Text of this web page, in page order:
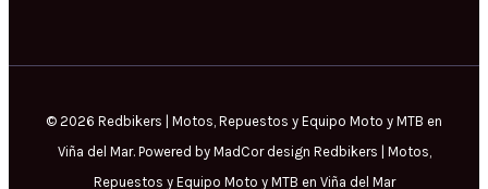
© 2026 Redbikers | Motos, Repuestos y Equipo Moto y MTB en
Viña del Mar. Powered by MadCor design Redbikers | Motos,
Repuestos y Equipo Moto y MTB en Viña del Mar